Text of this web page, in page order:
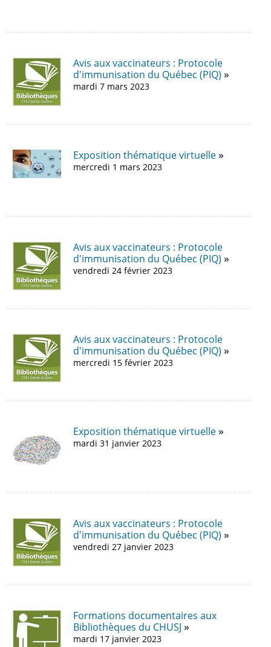
Avis aux vaccinateurs : Protocole
d'immunisation du Québec (PIQ)
mardi 7 mars 2023
Exposition thématique virtuelle
mercredi 1 mars 2023
Avis aux vaccinateurs : Protocole
d'immunisation du Québec (PIQ)
vendredi 24 février 2023
Avis aux vaccinateurs : Protocole
d'immunisation du Québec (PIQ)
mercredi 15 février 2023
Exposition thématique virtuelle
mardi 31 janvier 2023
Avis aux vaccinateurs : Protocole
d'immunisation du Québec (PIQ)
vendredi 27 janvier 2023
Formations documentaires aux
Bibliothèques du CHUSJ
mardi 17 janvier 2023